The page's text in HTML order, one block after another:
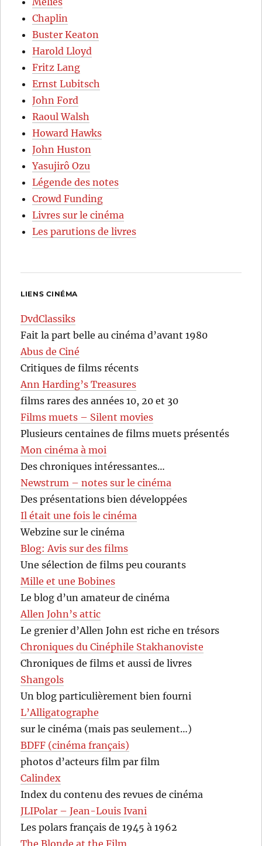
Chaplin
Buster Keaton
Harold Lloyd
Fritz Lang
Ernst Lubitsch
John Ford
Raoul Walsh
Howard Hawks
John Huston
Yasujirô Ozu
Légende des notes
Crowd Funding
Livres sur le cinéma
Les parutions de livres
LIENS CINÉMA
DvdClassiks
Fait la part belle au cinéma d’avant 1980
Abus de Ciné
Critiques de films récents
Ann Harding’s Treasures
films rares des années 10, 20 et 30
Films muets – Silent movies
Plusieurs centaines de films muets présentés
Mon cinéma à moi
Des chroniques intéressantes…
Newstrum – notes sur le cinéma
Des présentations bien développées
Il était une fois le cinéma
Webzine sur le cinéma
Blog: Avis sur des films
Une sélection de films peu courants
Mille et une Bobines
Le blog d’un amateur de cinéma
Allen John’s attic
Le grenier d’Allen John est riche en trésors
Chroniques du Cinéphile Stakhanoviste
Chroniques de films et aussi de livres
Shangols
Un blog particulièrement bien fourni
L’Alligatographe
sur le cinéma (mais pas seulement…)
BDFF (cinéma français)
photos d’acteurs film par film
Calindex
Index du contenu des revues de cinéma
JLIPolar – Jean-Louis Ivani
Les polars français de 1945 à 1962
The Blonde at the Film